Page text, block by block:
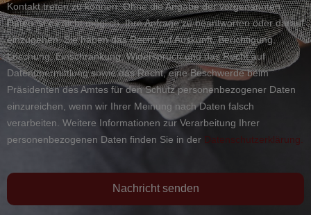
Kontakt treten zu können. Ohne die Angabe der vorgenannten
Daten ist es nicht möglich, Ihre Anfrage zu beantworten oder darauf
einzugehen. Sie haben das Recht auf Auskunft, Berichtigung,
Löschung, Einschränkung, Widerspruch und das Recht auf
Datenübermittlung sowie das Recht, eine Beschwerde beim
Präsidenten des Amtes für den Schutz personenbezogener Daten
einzureichen, wenn wir Ihrer Meinung nach Daten falsch
verarbeiten. Weitere Informationen zur Verarbeitung Ihrer
personenbezogenen Daten finden Sie in der Datenschutzerklärung.
Nachricht senden